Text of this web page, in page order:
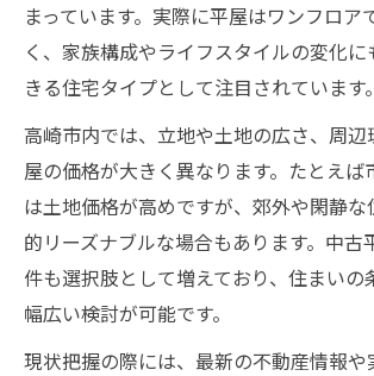
まっています。実際に平屋はワンフロア
く、家族構成やライフスタイルの変化
きる住宅タイプとして注目されています。
高崎市内では、立地や土地の広さ、周辺
屋の価格が大きく異なります。たとえば
は土地価格が高めですが、郊外や閑静
的リーズナブルな場合もあります。中古
件も選択肢として増えており、住まいの
幅広い検討が可能です。
現状把握の際には、最新の不動産情報